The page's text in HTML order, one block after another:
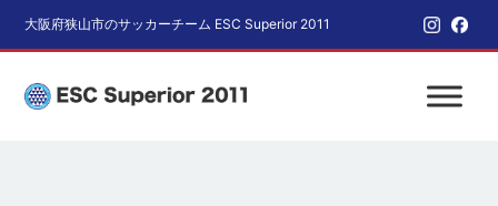
大阪府狭山市のサッカーチーム ESC Superior 2011